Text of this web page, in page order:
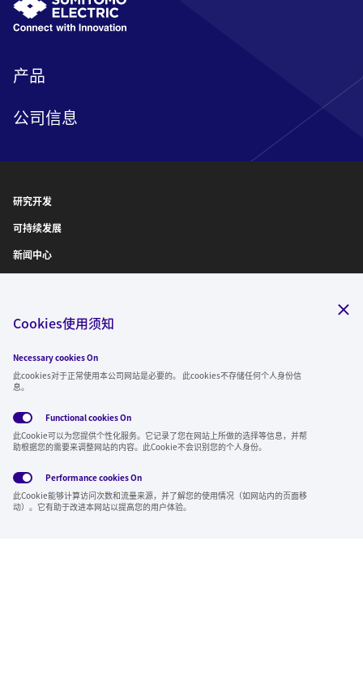
产品
公司信息
研究开发
可持续发展
新闻中心
关注我们
全球隐私政
策
使用条
款
社交媒体方
针
Region & Language:
© 2026 Sumitomo Electric Industries, Ltd.
Cookies使用须知
Necessary cookies On
此cookies对于正常使用本公司网站是必要的。 此cookies不存储任何个人身份信
息。
Functional cookiesOn
此Cookie可以为您提供个性化服务。它记录了您在网站上所做的选择等信息，并帮
助根据您的需要来调整网站的内容。此Cookie不会识别您的个人身份。
Performance cookiesOn
此Cookie能够计算访问次数和流量来源，并了解您的使用情况（如网站内的页面移
动）。它有助于改进本网站以提高您的用户体验。